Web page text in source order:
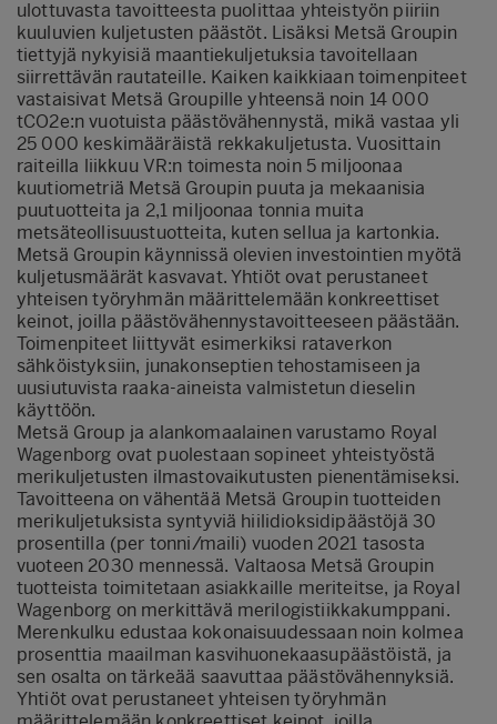
ulottuvasta tavoitteesta puolittaa yhteistyön piiriin
kuuluvien kuljetusten päästöt. Lisäksi Metsä Groupin
tiettyjä nykyisiä maantiekuljetuksia tavoitellaan
siirrettävän rautateille. Kaiken kaikkiaan toimenpiteet
vastaisivat Metsä Groupille yhteensä noin 14 000
tCO2e:n vuotuista päästövähennystä, mikä vastaa yli
25 000 keskimääräistä rekkakuljetusta. Vuosittain
raiteilla liikkuu VR:n toimesta noin 5 miljoonaa
kuutiometriä Metsä Groupin puuta ja mekaanisia
puutuotteita ja 2,1 miljoonaa tonnia muita
metsäteollisuustuotteita, kuten sellua ja kartonkia.
Metsä Groupin käynnissä olevien investointien myötä
kuljetusmäärät kasvavat. Yhtiöt ovat perustaneet
yhteisen työryhmän määrittelemään konkreettiset
keinot, joilla päästövähennystavoitteeseen päästään.
Toimenpiteet liittyvät esimerkiksi rataverkon
sähköistyksiin, junakonseptien tehostamiseen ja
uusiutuvista raaka-aineista valmistetun dieselin
käyttöön.
Metsä Group ja alankomaalainen varustamo Royal
Wagenborg ovat puolestaan sopineet yhteistyöstä
merikuljetusten ilmastovaikutusten pienentämiseksi.
Tavoitteena on vähentää Metsä Groupin tuotteiden
merikuljetuksista syntyviä hiilidioksidipäästöjä 30
prosentilla (per tonni/maili) vuoden 2021 tasosta
vuoteen 2030 mennessä. Valtaosa Metsä Groupin
tuotteista toimitetaan asiakkaille meriteitse, ja Royal
Wagenborg on merkittävä merilogistiikkakumppani.
Merenkulku edustaa kokonaisuudessaan noin kolmea
prosenttia maailman kasvihuonekaasupäästöistä, ja
sen osalta on tärkeää saavuttaa päästövähennyksiä.
Yhtiöt ovat perustaneet yhteisen työryhmän